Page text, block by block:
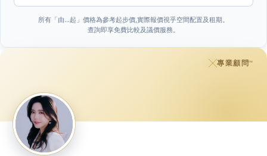
所有「由…起」價格為參考起步價,實際報價視乎空間配置及租期。
查詢即享免費比較及議價服務。
專業顧問™